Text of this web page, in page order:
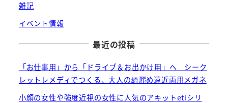
雑記
イベント情報
最近の投稿
「お仕事用」から「ドライブ＆お出かけ用」へ シーク
レットレメディでつくる、大人の綺麗め遠近両用メガネ
小顔の女性や強度近視の女性に人気のアキットetiシリ